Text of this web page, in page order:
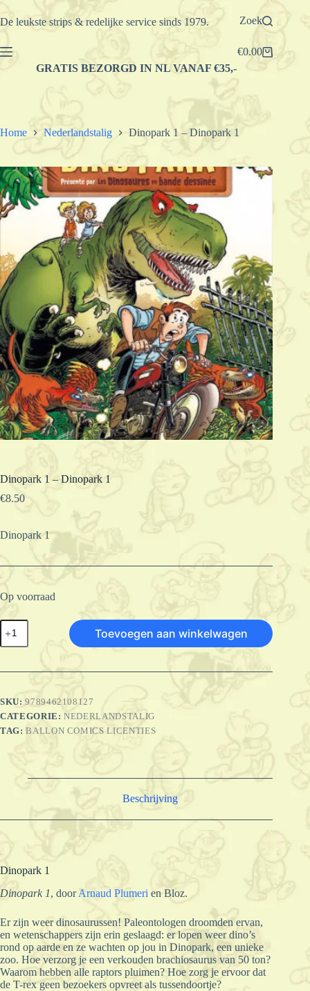
Ga
naar
De leukste strips & redelijke service sinds 1979. Zoek
Winkelwagen
€0.00
GRATIS BEZORGD IN NL VANAF €35,-
Home Nederlandstalig Dinopark 1 – Dinopark 1
Dinopark 1 – Dinopark 1
€8.50
Dinopark 1
Op voorraad
Dinopark
-
1
Toevoegen aan winkelwagen
SKU:9789462108127
CATEGORIE:NEDERLANDSTALIG
TAG:BALLON COMICS LICENTIES
Beschrijving
Dinopark 1
Dinopark 1, doorArnaud Plumeri en Bloz.
Er zijn weer dinosaurussen! Paleontologen droomden ervan,
en wetenschappers zijn erin geslaagd: er lopen weer dino’s
rond op aarde en ze wachten op jou in Dinopark, een unieke
zoo. Hoe verzorg je een verkouden brachiosaurus van 50 ton?
Waarom hebben alle raptors pluimen? Hoe zorg je ervoor dat
de T-rex geen bezoekers opvreet als tussendoortje?